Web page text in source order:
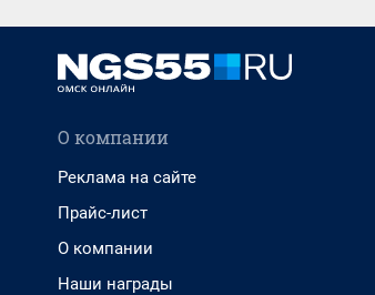
О компании
Реклама на сайте
Прайс-лист
О компании
Наши награды